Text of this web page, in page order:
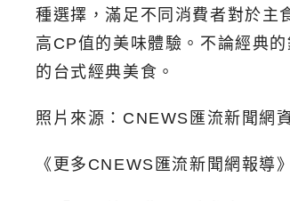
種選擇，滿足不同消費者對於主
高CP值的美味體驗。不論經典
的台式經典美食。
照片來源：CNEWS匯流新聞網
《更多CNEWS匯流新聞網報導》